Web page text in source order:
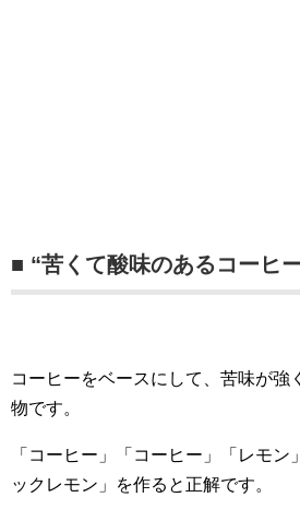
■ “苦くて酸味のあるコーヒ
コーヒーをベースにして、苦味が強
物です。
「コーヒー」「コーヒー」「レモン
ックレモン」を作ると正解です。